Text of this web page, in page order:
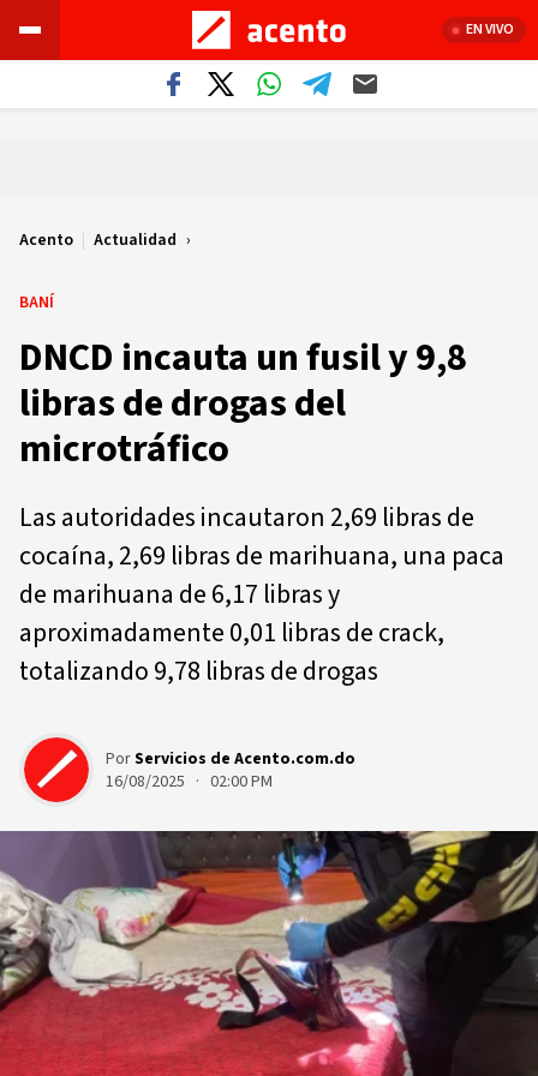
EN VIVO
Acento | Actualidad
BANÍ
DNCD incauta un fusil y 9,8
libras de drogas del
microtráfico
Las autoridades incautaron 2,69 libras de
cocaína, 2,69 libras de marihuana, una paca
de marihuana de 6,17 libras y
aproximadamente 0,01 libras de crack,
totalizando 9,78 libras de drogas
PorServicios de Acento.com.do
16/08/2025 · 02:00 PM